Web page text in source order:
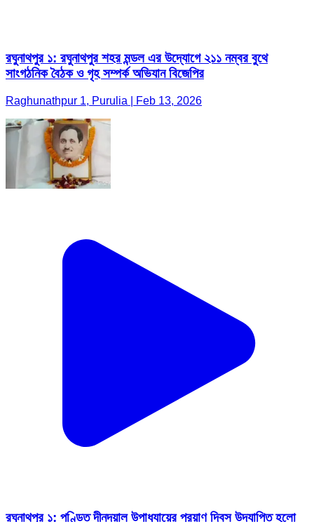
রঘুনাথপুর ১: রঘুনাথপুর শহর মন্ডল এর উদ্যোগে ২১১ নম্বর বুথে
সাংগঠনিক বৈঠক ও গৃহ সম্পর্ক অভিযান বিজেপির
Raghunathpur 1, Purulia | Feb 13, 2026
রঘুনাথপুর ১: পণ্ডিত দীনদয়াল উপাধ্যায়ের প্রয়াণ দিবস উদযাপিত হলো